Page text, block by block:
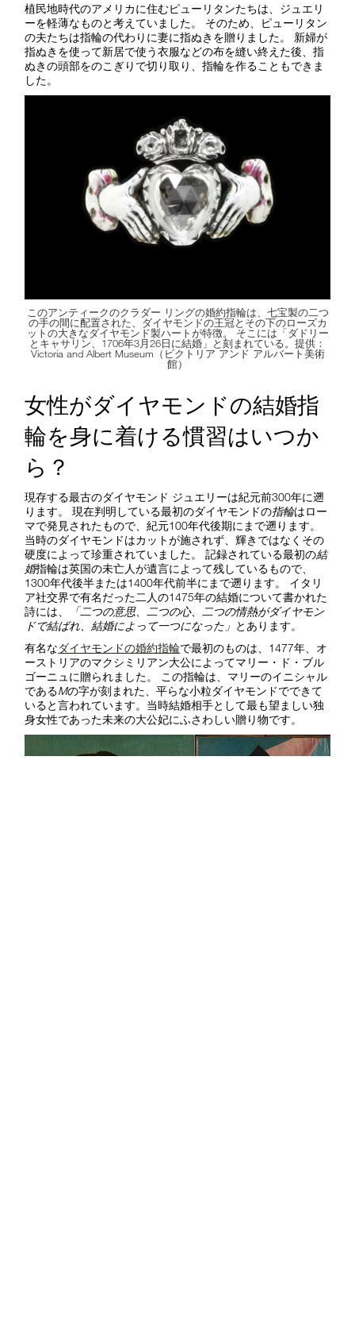
植民地時代のアメリカに住むピューリタンたちは、ジュエリ
ーを軽薄なものと考えていました。 そのため、ピューリタン
の夫たちは指輪の代わりに妻に指ぬきを贈りました。 新婦が
指ぬきを使って新居で使う衣服などの布を縫い終えた後、指
ぬきの頭部をのこぎりで切り取り、指輪を作ることもできま
した。
このアンティークのクラダー リングの婚約指輪は、七宝製の二つ
の手の間に配置された、ダイヤモンドの王冠とその下のローズカ
ットの大きなダイヤモンド製ハートが特徴。 そこには「ダドリー
とキャサリン、1706年3月26日に結婚」と刻まれている。提供：
Victoria and Albert Museum（ビクトリア アンド アルバート美術
館）
女性がダイヤモンドの結婚指
輪を身に着ける慣習はいつか
ら？
現存する最古のダイヤモンド ジュエリーは紀元前300年に遡
ります。 現在判明している最初のダイヤモンドの指輪はロー
マで発見されたもので、紀元100年代後期にまで遡ります。
当時のダイヤモンドはカットが施されず、輝きではなくその
硬度によって珍重されていました。 記録されている最初の結
婚指輪は英国の未亡人が遺言によって残しているもので、
1300年代後半または1400年代前半にまで遡ります。 イタリ
ア社交界で有名だった二人の1475年の結婚について書かれた
詩には、
「二つの意思、二つの心、二つの情熱がダイヤモン
ドで結ばれ、結婚によって一つになった」 とあります。
有名なダイヤモンドの婚約指輪で最初のものは、1477年、オ
ーストリアのマクシミリアン大公によってマリー・ド・ブル
ゴーニュに贈られました。 この指輪は、マリーのイニシャル
であるMの字が刻まれた、平らな小粒ダイヤモンドでできて
いると言われています。当時結婚相手として最も望ましい独
身女性であった未来の大公妃にふさわしい贈り物です。